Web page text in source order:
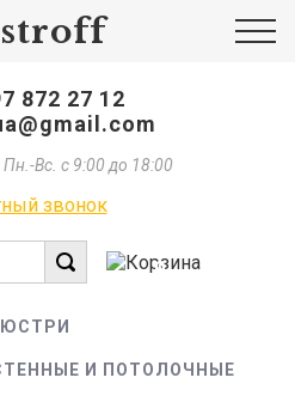
872 27 12
Вс. с 9:00 до 18:00
звонок
0
И ПОТОЛОЧНЫЕ